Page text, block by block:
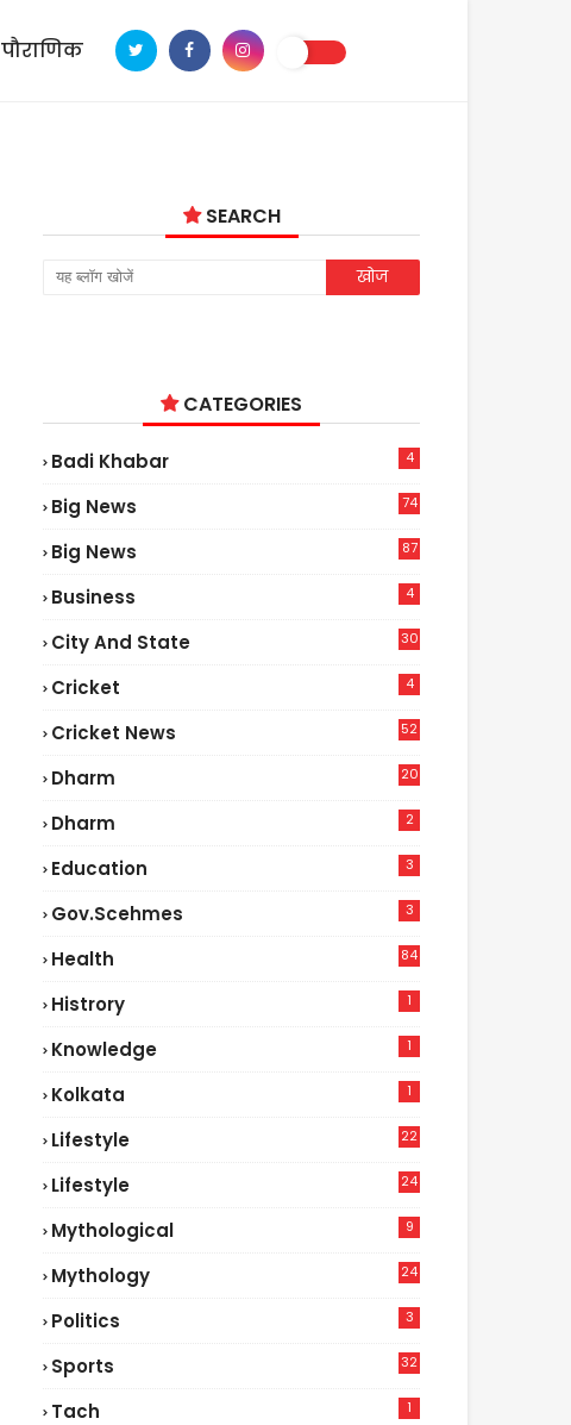
पौराणिक
SEARCH
CATEGORIES
Badi Khabar 4
Big News
74
Big News
87
Business 4
City And State 30
Cricket 4
Cricket News
52
Dharm 20
Dharm 2
Education 3
Gov.scehmes 3
Health
84
Histrory 1
Knowledge 1
Kolkata 1
Lifestyle
22
Lifestyle
24
Mythological 9
Mythology 24
Politics 3
Sports 32
Tach 1